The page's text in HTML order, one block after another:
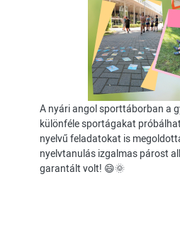
A nyári angol sporttáborban a
különféle sportágakat
nyelvű feladatokat is
nyelvtanulás izgalmas párost
garantált volt! 😄🌞